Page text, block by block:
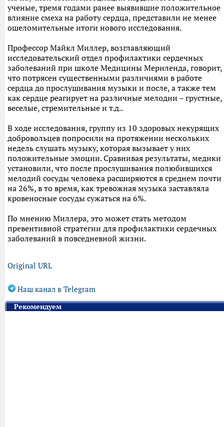
ученые, тремя годами ранее выявившие положительное
влияние смеха на работу сердца, представили не менее
ошеломительные итоги нового исследования.
Профессор Майкл Миллер, возглавляющий
исследовательский отдел профилактики сердечных
заболеваний при школе Медицины Мериленда, говорит,
что потрясен существенными различиями в работе
сердца до прослушивания музыки и после, а также тем
как сердце реагирует на различные мелодии – грустные,
веселые, стремительные и т.д..
В ходе исследования, группу из 10 здоровых некурящих
добровольцев попросили на протяжении нескольких
недель слушать музыку, которая вызывает у них
положительные эмоции. Сравнивая результаты, медики
установили, что после прослушивания полюбившихся
мелодий сосуды человека расширяются в среднем почти
на 26%, в то время, как тревожная музыка заставляла
кровеносные сосуды сужаться на 6%.
По мнению Миллера, это может стать методом
превентивной стратегии для профилактики сердечных
заболеваний в повседневной жизни.
Original URL
Наш канал в Telegram
Рекомендуем